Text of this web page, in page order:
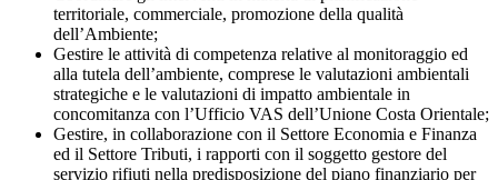
territoriale, commerciale, promozione della qualità
dell’Ambiente;
Gestire le attività di competenza relative al monitoraggio ed
alla tutela dell’ambiente, comprese le valutazioni ambientali
strategiche e le valutazioni di impatto ambientale in
concomitanza con l’Ufficio VAS dell’Unione Costa Orientale;
Gestire, in collaborazione con il Settore Economia e Finanza
ed il Settore Tributi, i rapporti con il soggetto gestore del
servizio rifiuti nella predisposizione del piano finanziario per